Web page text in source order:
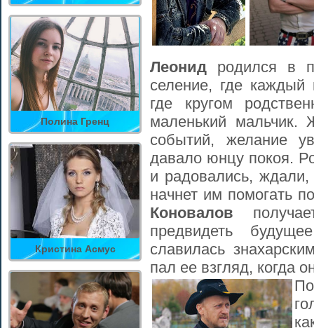
Полина Гренц
Кристина Асмус
Леонид родился в
селение, где каждый
где кругом
маленький мальчик.
событий, желание
давало юнцу покоя.
и радовались,
начнет им помогать
Коновалов
предвидеть
славилась
пал ее взгляд, когда